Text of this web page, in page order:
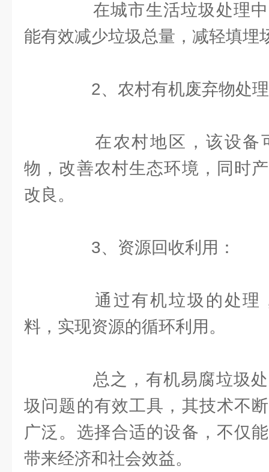
在城市生活垃圾处理中
能有效减少垃圾总量，减轻填埋
2、农村有机废弃物处
在农村地区，该设备
物，改善农村生态环境，同时
改良。
3、资源回收利用：
通过有机垃圾的处理
料，实现资源的循环利用。
总之，有机易腐垃圾处
圾问题的有效工具，其技术不
广泛。选择合适的设备，不仅
带来经济和社会效益。